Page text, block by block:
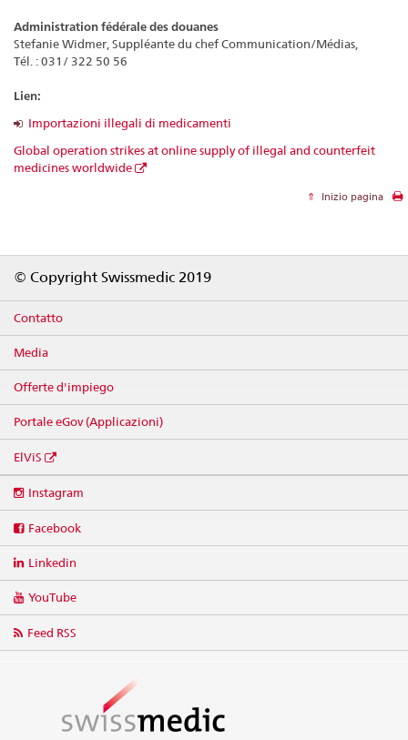
Administration fédérale des douanes
Stefanie Widmer, Suppléante du chef Communication/Médias,
Tél. : 031/ 322 50 56
Lien:
Importazioni illegali di medicamenti
Global operation strikes at online supply of illegal and counterfeit
medicines worldwide
Inizio pagina
© Copyright Swissmedic 2019
Contatto
Media
Offerte d'impiego
Portale eGov (Applicazioni)
ElViS
media
Instagram
Facebook
Linkedin
YouTube
Feed RSS